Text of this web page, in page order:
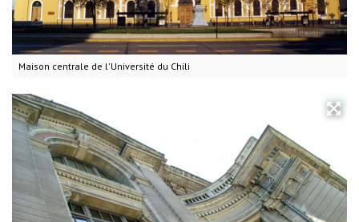
Maison centrale de l'Université du Chili